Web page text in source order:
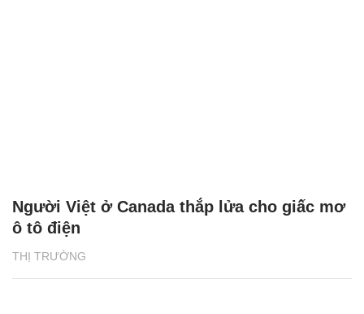
THỊ TRƯỜNG
Người Việt ở Canada thắp lửa cho giấc mơ
ô tô điện